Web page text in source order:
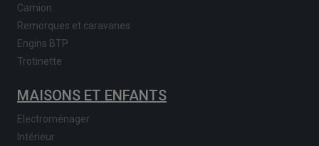
Camion
Remorques et caravanes
Engins BTP
Trotinette
MAISONS ET ENFANTS
Electroménager
Intérieur